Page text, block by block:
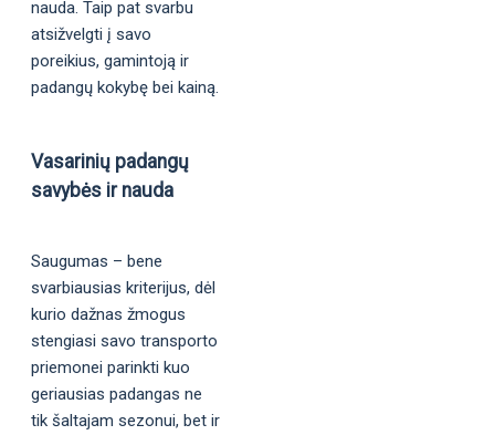
nauda. Taip pat svarbu
atsižvelgti į savo
poreikius, gamintoją ir
padangų kokybę bei kainą.
Vasarinių padangų
savybės ir nauda
Saugumas – bene
svarbiausias kriterijus, dėl
kurio dažnas žmogus
stengiasi savo transporto
priemonei parinkti kuo
geriausias padangas ne
tik šaltajam sezonui, bet ir